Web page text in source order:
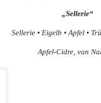
„Sellerie“
Sellerie • Eigelb • Apfel •
Apfel-Cidre, van